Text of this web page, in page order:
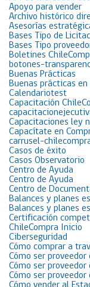
Apoyo para vender
Archivo histórico
Asesorías
Bases Tipo de
Bases Tipo
Boletines
botones-
Buenas Prácticas
Buenas prácticas
Calendariotest
Capacitación
Capacitaciones ley
Capacítate en
carrusel-
Casos de éxito
Casos Observatorio
Centro de Ayuda
Centro de Ayuda
Centro de
Balances y planes
Balances y planes
Certificación
ChileCompra Inicio
Ciberseguridad
Cómo comprar a
Cómo ser proveedor
Cómo ser proveedor
Cómo ser proveedor